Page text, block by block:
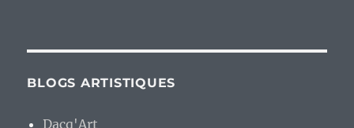
BLOGS ARTISTIQUES
Dacq'Art